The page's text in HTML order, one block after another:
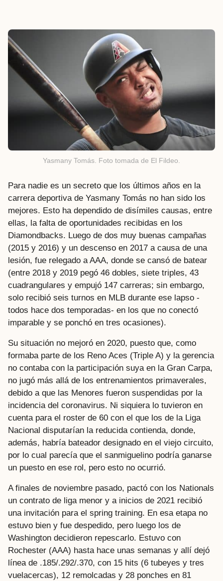
Yasmany Tomás. Foto tomada de El Fildeo.
Para nadie es un secreto que los últimos años en la
carrera deportiva de Yasmany Tomás no han sido los
mejores. Esto ha dependido de disímiles causas, entre
ellas, la falta de oportunidades recibidas en los
Diamondbacks. Luego de dos muy buenas campañas
(2015 y 2016) y un descenso en 2017 a causa de una
lesión, fue relegado a AAA, donde se cansó de batear
(entre 2018 y 2019 pegó 46 dobles, siete triples, 43
cuadrangulares y empujó 147 carreras; sin embargo,
solo recibió seis turnos en MLB durante ese lapso -
todos hace dos temporadas- en los que no conectó
imparable y se ponchó en tres ocasiones).
Su situación no mejoró en 2020, puesto que, como
formaba parte de los Reno Aces (Triple A) y la gerencia
no contaba con la participación suya en la Gran Carpa,
no jugó más allá de los entrenamientos primaverales,
debido a que las Menores fueron suspendidas por la
incidencia del coronavirus. Ni siquiera lo tuvieron en
cuenta para el roster de 60 con el que los de la Liga
Nacional disputarían la reducida contienda, donde,
además, habría bateador designado en el viejo circuito,
por lo cual parecía que el sanmiguelino podría ganarse
un puesto en ese rol, pero esto no ocurrió.
A finales de noviembre pasado, pactó con los Nationals
un contrato de liga menor y a inicios de 2021 recibió
una invitación para el spring training. En esa etapa no
estuvo bien y fue despedido, pero luego los de
Washington decidieron repescarlo. Estuvo con
Rochester (AAA) hasta hace unas semanas y allí dejó
línea de .185/.292/.370, con 15 hits (6 tubeyes y tres
vuelacercas), 12 remolcadas y 28 ponches en 81